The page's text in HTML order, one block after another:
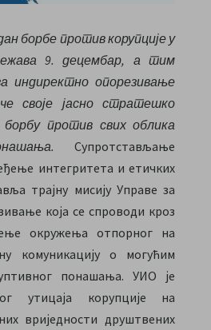
борбе против корупције у
9. децембар, а тим
индиректно опорезивање
своје јасно стратешко
против свих облика
Супротстављање
интегритета и етичких
трајну мисију Управе за
која се спроводи кроз
окружења отпорног на
комуникацију о могућим
понашања. УИО је
утицаја корупције на
вриједности друштвених